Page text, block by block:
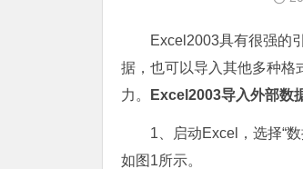
Excel2003具有很强的
据，也可以导入其他多种格
力。
Excel2003导入外部数
1、启动Excel，选择“数
如图1所示。